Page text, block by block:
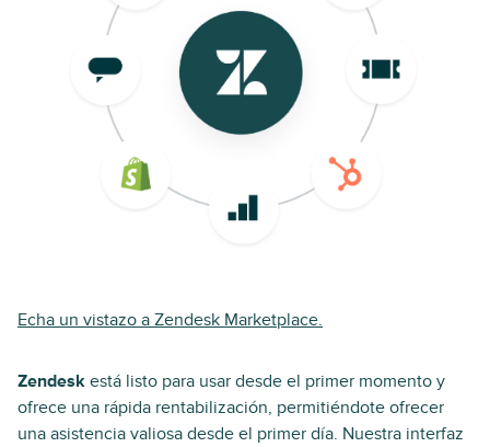
Echa un vistazo a Zendesk Marketplace.
Zendesk está listo para usar desde el primer momento y
ofrece una rápida rentabilización, permitiéndote ofrecer
una asistencia valiosa desde el primer día. Nuestra interfaz